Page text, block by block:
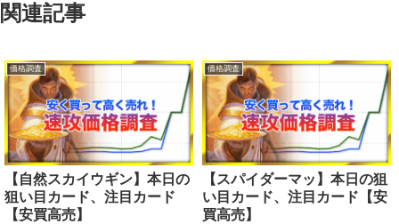
関連記事
価格調査
【自然スカイウギン】本日の
狙い目カード、注目カード
【安買高売】
価格調査
【スパイダーマッ】本日の狙
い目カード、注目カード【安
買高売】